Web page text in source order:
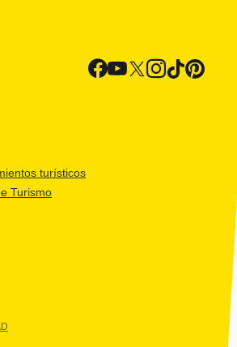
turísticos
Turismo